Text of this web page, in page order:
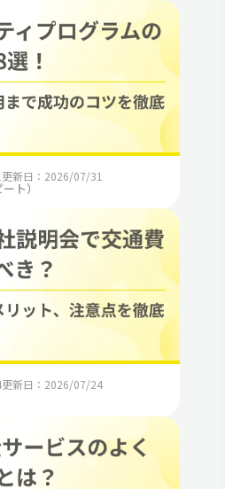
更新日：2026/07/31
ト）
更新日：2026/07/24